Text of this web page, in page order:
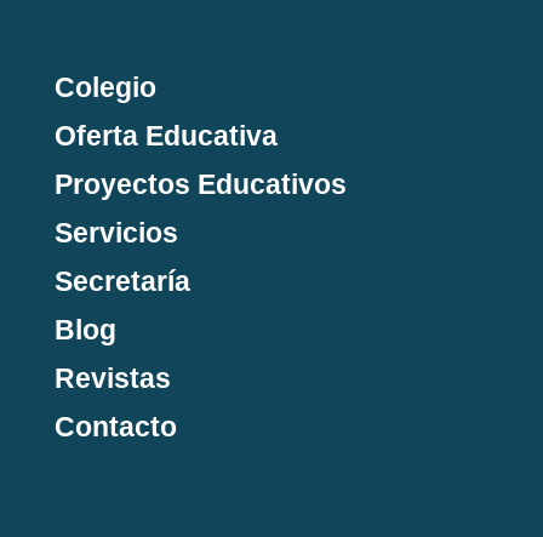
Colegio
Oferta Educativa
Proyectos Educativos
Servicios
Secretaría
Blog
Revistas
Contacto